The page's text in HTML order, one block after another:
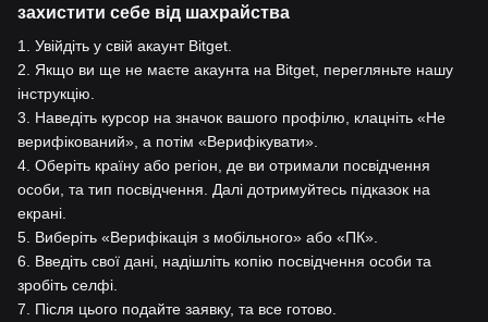
захистити себе від шахрайства
1
Увійдіть у свій акаунт Bitget.
2
Якщо ви ще не маєте акаунта на Bitget, перегляньте нашу
інструкцію.
3
Наведіть курсор на значок вашого профілю, клацніть «Не
верифікований», а потім «Верифікувати».
4 Оберіть країну або регіон, де ви отримали посвідчення
особи, та тип посвідчення. Далі дотримуйтесь підказок на
екрані.
5 Виберіть «Верифікація з мобільного» або «ПК».
6
Введіть свої дані, надішліть копію посвідчення особи та
зробіть селфі.
7
Після цього подайте заявку, та все готово.